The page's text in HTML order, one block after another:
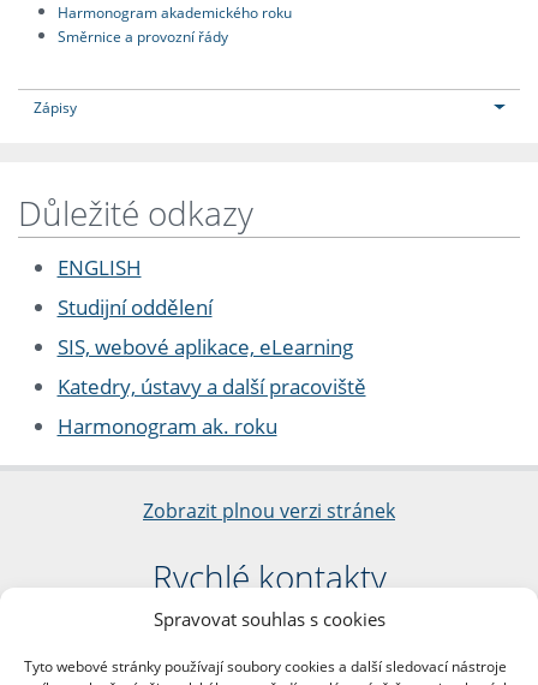
Spravovat souhlas s cookies
Tyto webové stránky používají soubory cookies a další sledovací nástroje
Harmonogram akademického roku
Směrnice a provozní řády
Zápisy
Důležité odkazy
ENGLISH
Studijní oddělení
SIS, webové aplikace, eLearning
Katedry, ústavy a další pracoviště
Harmonogram ak. roku
Zobrazit plnou verzi stránek
Rychlé kontakty
Filozofická fakulta
nám. Jana Palacha 1/2